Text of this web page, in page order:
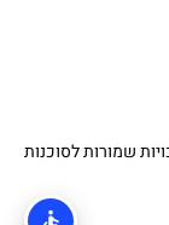
שמורות לסוכנות